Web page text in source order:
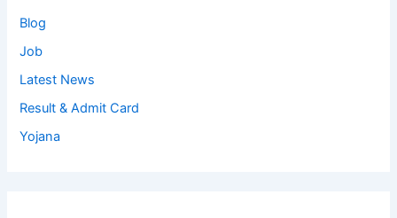
Blog
Job
Latest News
Result & Admit Card
Yojana